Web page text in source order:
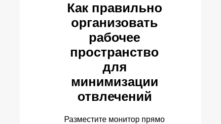
Как правильно
организовать
рабочее
пространство
для
минимизации
отвлечений
Разместите монитор прямо